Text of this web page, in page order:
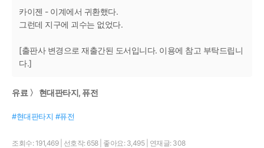
카이젠 - 이계에서 귀환했다.
그런데 지구에 괴수는 없었다.
[출판사 변경으로 재출간된 도서입니다. 이용에 참고 부탁드립니
다.]
유료 〉 현대판타지, 퓨전
#현대판타지 #퓨전
조회수: 191,469 선호작: 658 좋아요: 3,495 연재글: 308